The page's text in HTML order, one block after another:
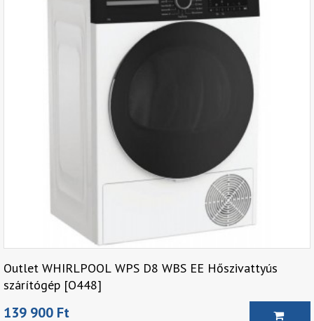
Outlet WHIRLPOOL WPS D8 WBS EE Hőszivattyús
szárítógép [O448]
139 900 Ft